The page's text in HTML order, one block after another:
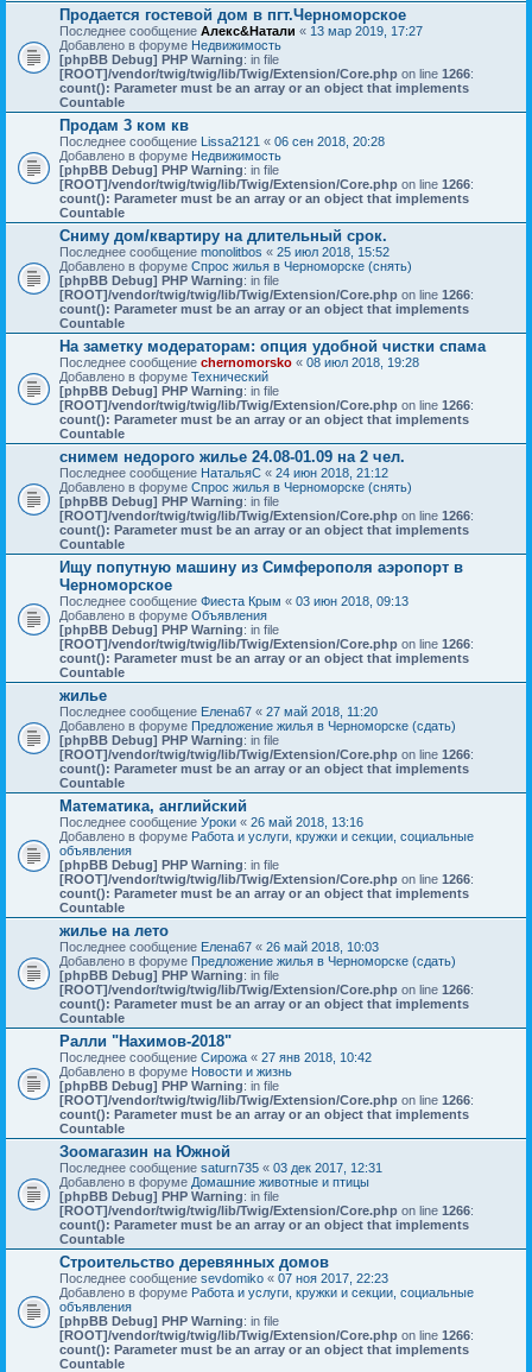
Продается гостевой дом в пгт.Черноморское
Последнее сообщение Алекс&Натали « 13 мар 2019, 17:27
Добавлено в форуме Недвижимость
[phpBB Debug] PHP Warning: in file
[ROOT]/vendor/twig/twig/lib/Twig/Extension/Core.php on line 1266:
count(): Parameter must be an array or an object that implements
Countable
Продам 3 ком кв
Последнее сообщение Lissa2121 « 06 сен 2018, 20:28
Добавлено в форуме Недвижимость
[phpBB Debug] PHP Warning: in file
[ROOT]/vendor/twig/twig/lib/Twig/Extension/Core.php on line 1266:
count(): Parameter must be an array or an object that implements
Countable
Сниму дом/квартиру на длительный срок.
Последнее сообщение monolitbos « 25 июл 2018, 15:52
Добавлено в форуме Спрос жилья в Черноморске (снять)
[phpBB Debug] PHP Warning: in file
[ROOT]/vendor/twig/twig/lib/Twig/Extension/Core.php on line 1266:
count(): Parameter must be an array or an object that implements
Countable
На заметку модераторам: опция удобной чистки спама
Последнее сообщение chernomorsko « 08 июл 2018, 19:28
Добавлено в форуме Технический
[phpBB Debug] PHP Warning: in file
[ROOT]/vendor/twig/twig/lib/Twig/Extension/Core.php on line 1266:
count(): Parameter must be an array or an object that implements
Countable
снимем недорого жилье 24.08-01.09 на 2 чел.
Последнее сообщение НатальяС « 24 июн 2018, 21:12
Добавлено в форуме Спрос жилья в Черноморске (снять)
[phpBB Debug] PHP Warning: in file
[ROOT]/vendor/twig/twig/lib/Twig/Extension/Core.php on line 1266:
count(): Parameter must be an array or an object that implements
Countable
Ищу попутную машину из Симферополя аэропорт в
Черноморское
Последнее сообщение Фиеста Крым « 03 июн 2018, 09:13
Добавлено в форуме Объявления
[phpBB Debug] PHP Warning: in file
[ROOT]/vendor/twig/twig/lib/Twig/Extension/Core.php on line 1266:
count(): Parameter must be an array or an object that implements
Countable
жилье
Последнее сообщение Елена67 « 27 май 2018, 11:20
Добавлено в форуме Предложение жилья в Черноморске (сдать)
[phpBB Debug] PHP Warning: in file
[ROOT]/vendor/twig/twig/lib/Twig/Extension/Core.php on line 1266:
count(): Parameter must be an array or an object that implements
Countable
Математика, английский
Последнее сообщение Уроки « 26 май 2018, 13:16
Добавлено в форуме Работа и услуги, кружки и секции, социальные
объявления
[phpBB Debug] PHP Warning: in file
[ROOT]/vendor/twig/twig/lib/Twig/Extension/Core.php on line 1266:
count(): Parameter must be an array or an object that implements
Countable
жилье на лето
Последнее сообщение Елена67 « 26 май 2018, 10:03
Добавлено в форуме Предложение жилья в Черноморске (сдать)
[phpBB Debug] PHP Warning: in file
[ROOT]/vendor/twig/twig/lib/Twig/Extension/Core.php on line 1266:
count(): Parameter must be an array or an object that implements
Countable
Ралли "Нахимов-2018"
Последнее сообщение Сирожа « 27 янв 2018, 10:42
Добавлено в форуме Новости и жизнь
[phpBB Debug] PHP Warning: in file
[ROOT]/vendor/twig/twig/lib/Twig/Extension/Core.php on line 1266:
count(): Parameter must be an array or an object that implements
Countable
Зоомагазин на Южной
Последнее сообщение saturn735 « 03 дек 2017, 12:31
Добавлено в форуме Домашние животные и птицы
[phpBB Debug] PHP Warning: in file
[ROOT]/vendor/twig/twig/lib/Twig/Extension/Core.php on line 1266:
count(): Parameter must be an array or an object that implements
Countable
Строительство деревянных домов
Последнее сообщение sevdomiko « 07 ноя 2017, 22:23
Добавлено в форуме Работа и услуги, кружки и секции, социальные
объявления
[phpBB Debug] PHP Warning: in file
[ROOT]/vendor/twig/twig/lib/Twig/Extension/Core.php on line 1266:
count(): Parameter must be an array or an object that implements
Countable